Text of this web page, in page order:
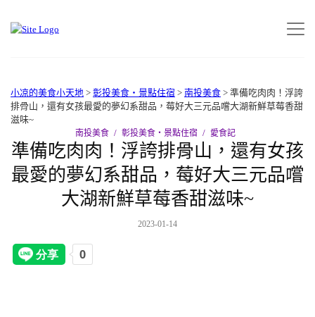
小凉的美食小天地 > 彰投美食‧景點住宿 > 南投美食 > 準備吃肉肉！浮誇
排骨山，還有女孩最愛的夢幻系甜品，莓好大三元品嚐大湖新鮮草莓香甜
滋味~
南投美食 彰投美食‧景點住宿 愛食記
準備吃肉肉！浮誇排骨山，還有女孩
最愛的夢幻系甜品，莓好大三元品嚐
大湖新鮮草莓香甜滋味~
2023-01-14